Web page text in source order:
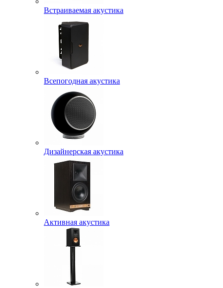
Встраиваемая акустика
Всепогодная акустика
Дизайнерская акустика
Активная акустика